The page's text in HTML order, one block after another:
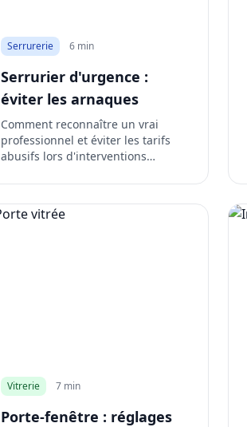
Serrurerie 6 min
Serrurier d'urgence :
éviter les arnaques
Comment reconnaître un vrai
professionnel et éviter les tarifs
abusifs lors d'interventions
Vitrerie 7 min
Porte-fenêtre : réglages